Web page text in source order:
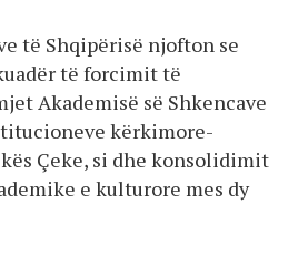
të Shqipërisë njofton se
të forcimit të
Akademisë së Shkencave
kërkimore-
Çeke, si dhe konsolidimit
e kulturore mes dy